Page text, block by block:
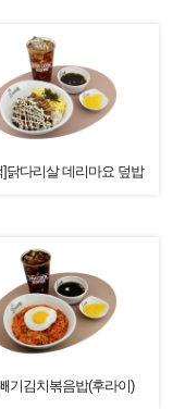
]닭다리살 데리마요 덮밥
기김치볶음밥(후라이)